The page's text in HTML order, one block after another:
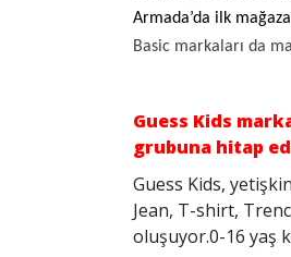
Armada’da ilk
Basic markaları da
Guess Kids
grubuna hitap
Guess Kids,
Jean, T-shirt,
oluşuyor.0-16 yaş